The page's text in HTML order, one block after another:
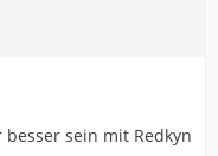
sein mit Redkyn